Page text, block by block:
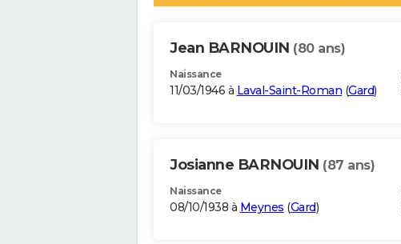
Jean BARNOUIN (80 ans)
Naissance
11/03/1946 à Laval-Saint-Roman (Gard)
Josianne BARNOUIN (87 ans)
Naissance
08/10/1938 à Meynes (Gard)